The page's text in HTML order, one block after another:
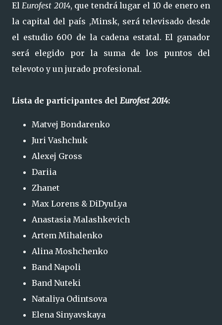
ElEurofest 2014, que tendrá lugar el 10 de enero en
la capital del país ,Minsk, será televisado desde
el estudio 600 de la cadena estatal. El ganador
será elegido por la suma de los puntos del
televoto y un jurado profesional.
Lista de participantes del Eurofest 2014:
Matvej Bondarenko
Juri Vashchuk
Alexej Gross
Dariia
Zhanet
Max Lorens & DiDyuLya
Anastasia Malashkevich
Artem Mihalenko
Alina Moshchenko
Band Napoli
Band Nuteki
Nataliya Odintsova
Elena Sinyavskaya